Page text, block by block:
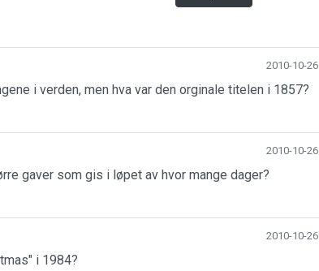
2010-10-26
i verden, men hva var den orginale titelen i 1857?
2010-10-26
gaver som gis i løpet av hvor mange dager?
2010-10-26
i 1984?